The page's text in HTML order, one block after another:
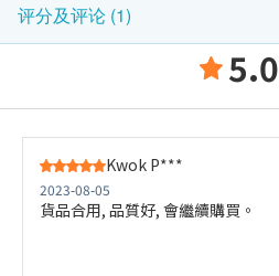
评分及评论 (1)
5.0
Kwok P***
2023-08-05
貨品合用, 品質好, 會繼續購買。